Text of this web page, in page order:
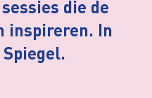
die de
inspireren. In